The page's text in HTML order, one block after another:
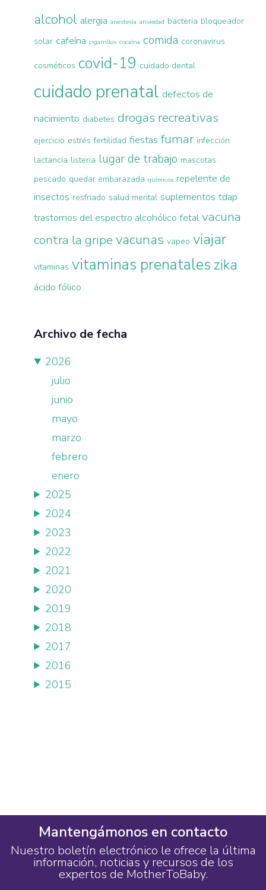
alcohol alergia anestesia ansiedad bacteria bloqueador
solar cafeína cigarrillos cocaína comida coronavirus
cosméticos covid-19 cuidado dental
cuidado prenatal defectos de
nacimiento diabetes drogas recreativas
ejercicio estrés fertilidad fiestas fumar infección
lactancia listeria lugar de trabajo mascotas
pescado quedar embarazada químicos repelente de
insectos resfriado salud mental suplementos tdap
trastornos del espectro alcohólico fetal vacuna
contra la gripe vacunas vapeo viajar
vitaminas vitaminas prenatales zika
ácido fólico
Archivo de fecha
2026
julio
junio
mayo
marzo
febrero
enero
2025
2024
2023
2022
2021
2020
2019
2018
2017
2016
2015
Mantengámonos en contacto
Nuestro boletín electrónico le ofrece la última
información, noticias y recursos de los
expertos de MotherToBaby.